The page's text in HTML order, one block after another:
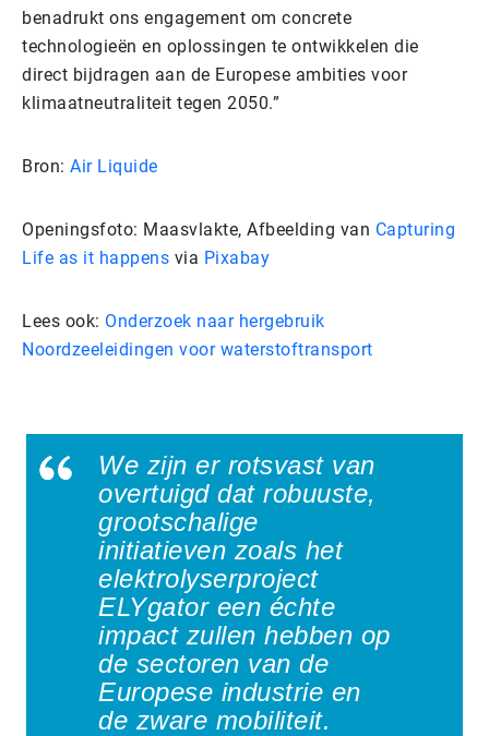
benadrukt ons engagement om concrete
technologieën en oplossingen te ontwikkelen die
direct bijdragen aan de Europese ambities voor
klimaatneutraliteit tegen 2050.”
Bron: Air Liquide
Openingsfoto: Maasvlakte, Afbeelding van Capturing
Life as it happens via Pixabay
Lees ook: Onderzoek naar hergebruik
Noordzeeleidingen voor waterstoftransport
We zijn er rotsvast van
overtuigd dat robuuste,
grootschalige
initiatieven zoals het
elektrolyserproject
ELYgator een échte
impact zullen hebben op
de sectoren van de
Europese industrie en
de zware mobiliteit.